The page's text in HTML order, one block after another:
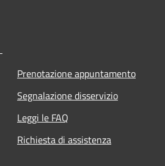
Prenotazione appuntamento
Segnalazione disservizio
Leggi le FAQ
Richiesta di assistenza